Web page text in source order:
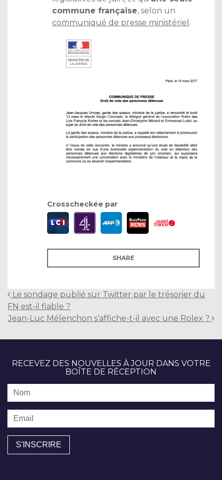
commune française, selon un
communiqué de presse ministériel .
Crosscheckée par
SHARE
Post
navigation
Le sondage publié sur Twitter par le trésorier du
FN est-il fiable ?
Jean-Luc Mélenchon s’affiche-t-il avec une Rolex ?
RECEVEZ DES NOUVELLES À JOUR DANS VOTRE
BOÎTE DE RÉCEPTION
Nom
Email